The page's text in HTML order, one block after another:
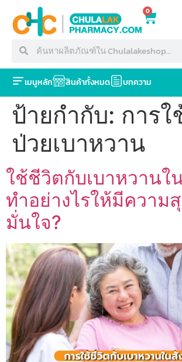
0
เมนูหลัก สินค้าทั้งหมด บทความ
ป้ายกำกับ: การ
ป่วยเบาหวาน
ใช้ชีวิตกับเบาหวานใ
ทำอย่างไรให้มีความ
มั่นใจ?